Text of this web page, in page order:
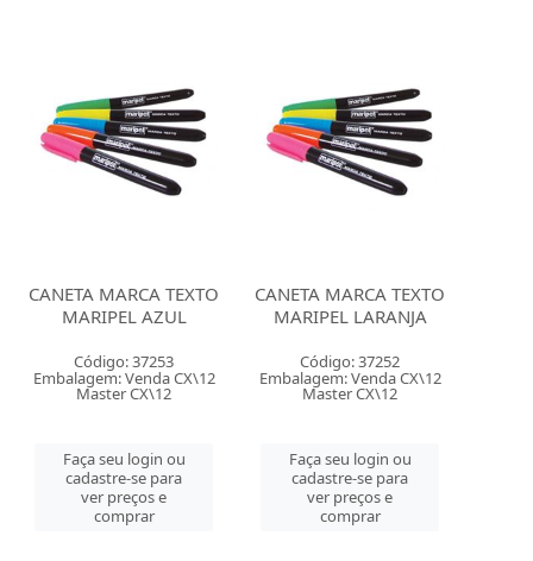
CANETA MARCA TEXTO
MARIPEL AZUL
Código: 37253
Embalagem: Venda CX\12
Master CX\12
Faça seu login ou
cadastre-se para
ver preços e
comprar
CANETA MARCA TEXTO
MARIPEL LARANJA
Código: 37252
Embalagem: Venda CX\12
Master CX\12
Faça seu login ou
cadastre-se para
ver preços e
comprar